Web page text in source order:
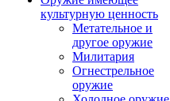
культурную ценность
Метательное и
другое оружие
Милитария
Огнестрельное
оружие